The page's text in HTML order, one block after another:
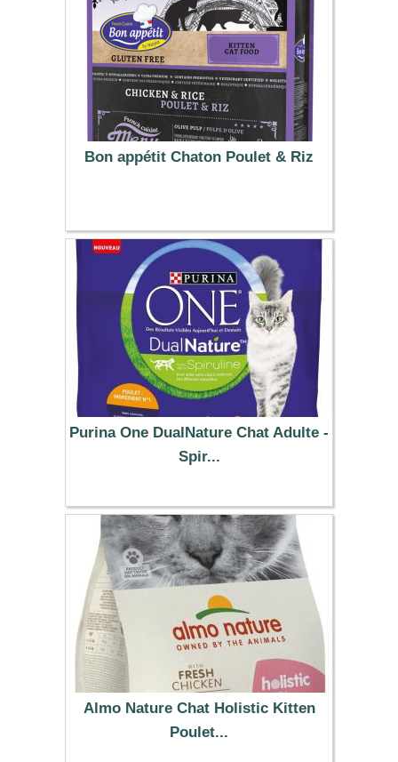
Bon appétit Chaton Poulet & Riz
5.50 €
Purina One DualNature Chat Adulte -
Spir...
7.99 €
Almo Nature Chat Holistic Kitten
Poulet...